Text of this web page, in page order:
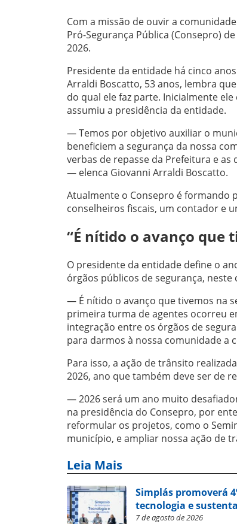
Com a missão de ouvir a
Pró-Segurança Pública (Consepro) de
2026.
Presidente da entidade há cinco
Arraldi Boscatto, 53 anos, lembra
do qual ele faz parte. Inicialmente
assumiu a presidência da entidade.
— Temos por objetivo auxiliar o
beneficiem a segurança da nossa
verbas de repasse da Prefeitura e
— elenca Giovanni Arraldi Boscatto.
Atualmente o Consepro é formando
conselheiros fiscais, um contador e
“É nítido o avanço que
O presidente da entidade define o
órgãos públicos de segurança, neste
— É nítido o avanço que tivemos na
primeira turma de agentes ocorreu
integração entre os órgãos de
para darmos à nossa comunidade a
Para isso, a ação de trânsito
2026, ano que também deve ser de
— 2026 será um ano muito
na presidência do Consepro, por
reformular os projetos, como o
município, e ampliar nossa ação de
Leia Mais
Simplás promoverá
tecnologia e
7 de agosto de 2026